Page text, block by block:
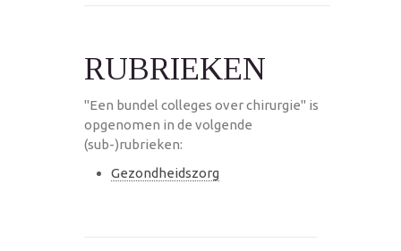
RUBRIEKEN
"Een bundel colleges over chirurgie" is
opgenomen in de volgende
(sub-)rubrieken:
Gezondheidszorg